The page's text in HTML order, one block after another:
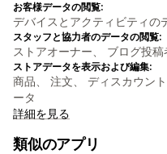
お客様データの閲覧:
デバイスとアクティビティの
スタッフと協力者のデータの閲覧:
ストアオーナー、 ブログ投稿
ストアデータを表示および編集:
商品、 注文、 ディスカウン
ータ
詳細を見る
類似のアプリ